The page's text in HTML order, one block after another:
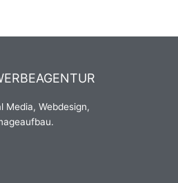
Media, Webdesign,